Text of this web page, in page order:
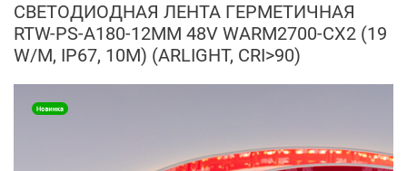
СВЕТОДИОДНАЯ ЛЕНТА ГЕРМЕТИЧНАЯ
RTW-PS-A180-12MM 48V WARM2700-CX2 (19
W/M, IP67, 10M) (ARLIGHT, CRI>90)